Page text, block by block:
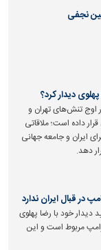
نجفی
دیدار کرد؟
اوج تنش‌های تهران و
داده است؛ ملاقاتی
ایران و جامعه جهانی
دهد.
در قبال ایران ندارد
دیدار خود با رضا پهلوی
مربوط است و این